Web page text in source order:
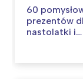
60
prezentów
nastolatki i